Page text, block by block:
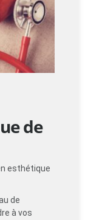
de
esthétique
de
à vos